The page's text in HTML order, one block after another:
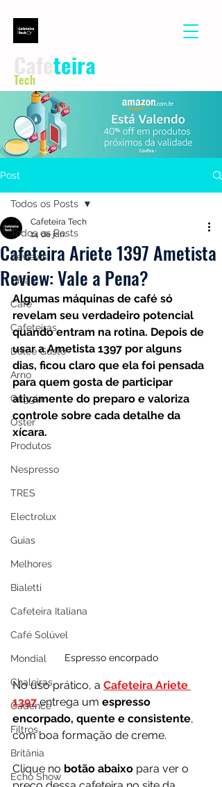
teira
Tech
Post
Todos os Posts
Reviews
Dicas
Café
Cafeteiras
Dolce Gusto
Arno
Gaggia
Oster
Produtos
Nespresso
TRES
Electrolux
Guias
Melhores
Bialetti
Cafeteira Italiana
Café Solúvel
Mondial
Chaleiras
Cadence
Filtros
Britânia
Echo Show
Todos os Posts
Cafeteira Ariete 1397 Ametista
Review: Vale a Pena?
Cafeteira Tech
14 de jan.
Algumas máquinas de café só
revelam seu verdadeiro potencial
quando entram na rotina. Depois de
usar a Ametista 1397 por alguns
dias, ficou claro que ela foi pensada
para quem gosta de participar
ativamente do preparo e valoriza
controle sobre cada detalhe da
xícara.
Espresso encorpado
No uso prático, a Cafeteira Ariete
1397 entrega um espresso
encorpado, quente e consistente,
com boa formação de creme.
Clique no botão abaixo para ver o